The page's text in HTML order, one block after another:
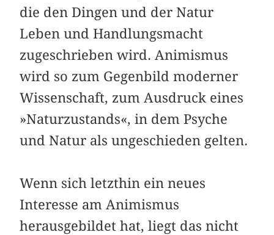
die den Dingen und der Natur
Leben und Handlungsmacht
zugeschrieben wird. Animismus
wird so zum Gegenbild moderner
Wissenschaft, zum Ausdruck eines
»Naturzustands«, in dem Psyche
und Natur als ungeschieden gelten.
Wenn sich letzthin ein neues
Interesse am Animismus
herausgebildet hat, liegt das nicht